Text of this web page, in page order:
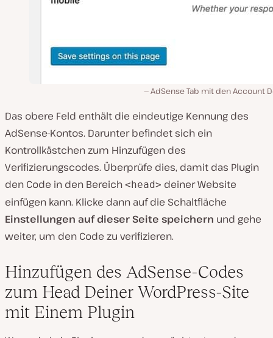
AdSense Tab mit den Account
Das obere Feld enthält die eindeutige Kennung des
AdSense-Kontos. Darunter befindet sich ein
Kontrollkästchen zum Hinzufügen des
Verifizierungscodes. Überprüfe dies, damit das Plugin
den Code in den Bereich <head> deiner Website
einfügen kann. Klicke dann auf die Schaltfläche
Einstellungen auf dieser Seite speichern und gehe
weiter, um den Code zu verifizieren.
Hinzufügen des AdSense-Codes
zum Head Deiner WordPress-Site
mit Einem Plugin